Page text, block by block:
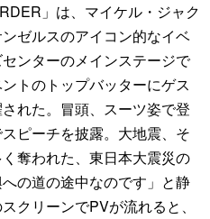
」は、マイケル・ジャク
ゼルスのアイコン的なイベ
ンターのメインステージで
トのトップバッターにゲス
れた。冒頭、スーツ姿で登
ピーチを披露。大地震、そ
奪われた、東日本大震災の
の道の途中なのです」と静
クリーンでPVが流れると、